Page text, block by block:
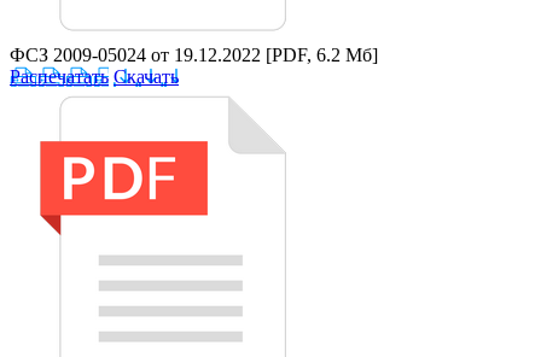
ФСЗ 2009-05024 от 19.12.2022 [PDF, 6.2 Мб]
Распечатать Скачать